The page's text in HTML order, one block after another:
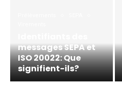
messages SEPA et
ISO 20022: Que
signifient-ils?